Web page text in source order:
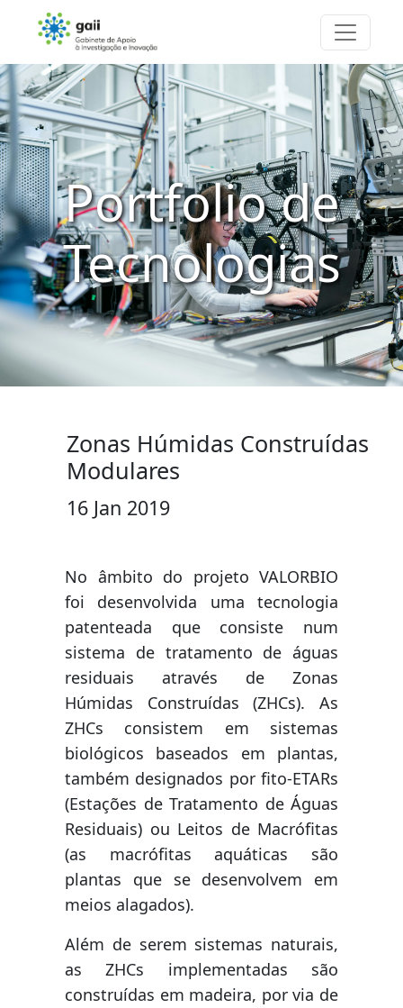
Portfolio de
Tecnologias
Zonas Húmidas Construídas
Modulares
16 Jan 2019
No âmbito do projeto VALORBIO
foi desenvolvida uma tecnologia
patenteada que consiste num
sistema de tratamento de águas
residuais através de Zonas
Húmidas Construídas (ZHCs). As
ZHCs consistem em sistemas
biológicos baseados em plantas,
também designados por fito-ETARs
(Estações de Tratamento de Águas
Residuais) ou Leitos de Macrófitas
(as macrófitas aquáticas são
plantas que se desenvolvem em
meios alagados).
Além de serem sistemas naturais,
as ZHCs implementadas são
construídas em madeira, por via de